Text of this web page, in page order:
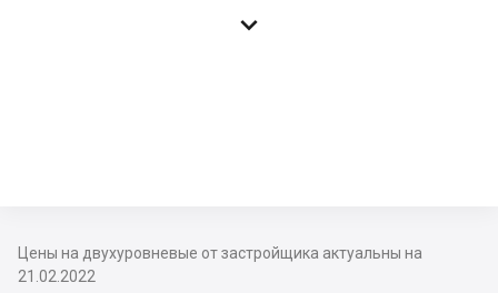

Цены на двухуровневые от застройщика актуальны на
21.02.2022